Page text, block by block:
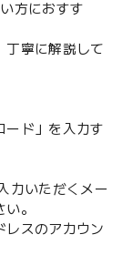
方におすす
丁寧に解説して
ード」を入力す
力いただくメー
。
レスのアカウン